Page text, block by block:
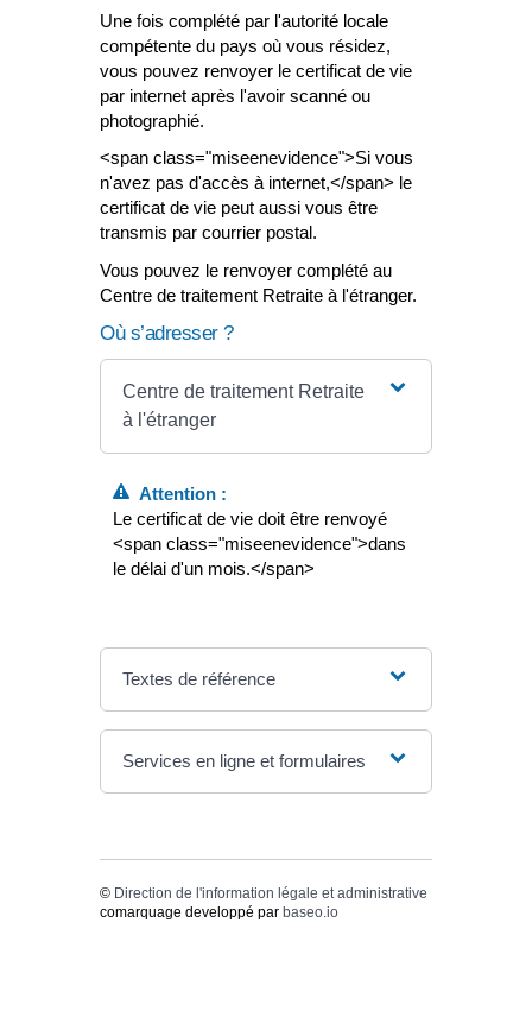
Une fois complété par l'autorité locale
compétente du pays où vous résidez,
vous pouvez renvoyer le certificat de vie
par internet après l'avoir scanné ou
photographié.
<span class="miseenevidence">Si vous
n'avez pas d'accès à internet,</span> le
certificat de vie peut aussi vous être
transmis par courrier postal.
Vous pouvez le renvoyer complété au
Centre de traitement Retraite à l'étranger.
Où s’adresser ?
Centre de traitement Retraite
à l'étranger
Attention :
Le certificat de vie doit être renvoyé
<span class="miseenevidence">dans
le délai d'un mois.</span>
Textes de référence
Services en ligne et formulaires
© Direction de l'information légale et administrative
comarquage developpé par baseo.io